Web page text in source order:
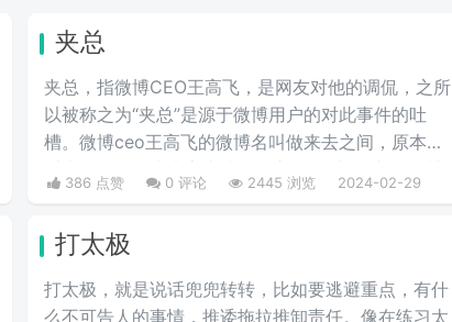
夹总
夹总，指微博CEO王高飞，是网友对他的调侃，之所
以被称之为“夹总”是源于微博用户的对此事件的吐
槽。微博ceo王高飞的微博名叫做来去之间，原本是
叫来总的。因为来字去掉一竖之后是“夹”，并且微博
把屏蔽敏感字的行为称为“夹”，所以来去之间喜提夹
386 点赞 0 评论 2445 浏览 2024-02-29
打太极
打太极，就是说话兜兜转转，比如要逃避重点，有什
么不可告人的事情，推诿拖拉推卸责任。像在练习太